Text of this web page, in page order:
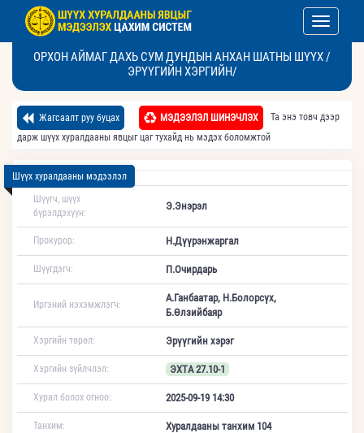
Toggle
ОРХОН АЙМАГ ДАХЬ СУМ ДУНДЫН АНХАН ШАТНЫ ШҮҮХ /
ЭРҮҮГИЙН ХЭРГИЙН/
Жагсаалт руу буцах МЭДЭЭЛЭЛ ШИНЭЧЛЭХ
Та энэ товч дээр
дарж шүүх хуралдааны явцыг цаг тухайд нь мэдэх боломжтой
Шүүх хуралдааны мэдээлэл
Шүүгч, шүүх
бүрэлдэхүүн:
Э.Энэрэл
Прокурор: Н.Дүүрэнжаргал
Шүүгдэгч: П.Очирдарь
Иргэний нэхэмжлэгч:
А.Ганбаатар, Н.Болорсүх,
Б.Өлзийбаяр
Хэргийн төрөл: Эрүүгийн хэрэг
Хэргийн зүйлчлэл: ЭХТА 27.10-1
Хурал болох огноо: 2025-09-19 14:30
Танхим: Хуралдааны танхим 104